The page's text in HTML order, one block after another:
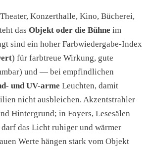
Konzerthalle, Kino, Bücherei,
das Objekt oder die Bühne im
sind ein hoher Farbwiedergabe-Index
) für farbtreue Wirkung, gute
und — bei empfindlichen
und UV-arme Leuchten, damit
nicht ausbleichen. Akzentstrahler
Hintergrund; in Foyers, Lesesälen
das Licht ruhiger und wärmer
Werte hängen stark vom Objekt